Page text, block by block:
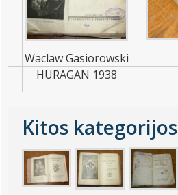
Waclaw Gasiorowski
HURAGAN 1938
Kitos kategorijos